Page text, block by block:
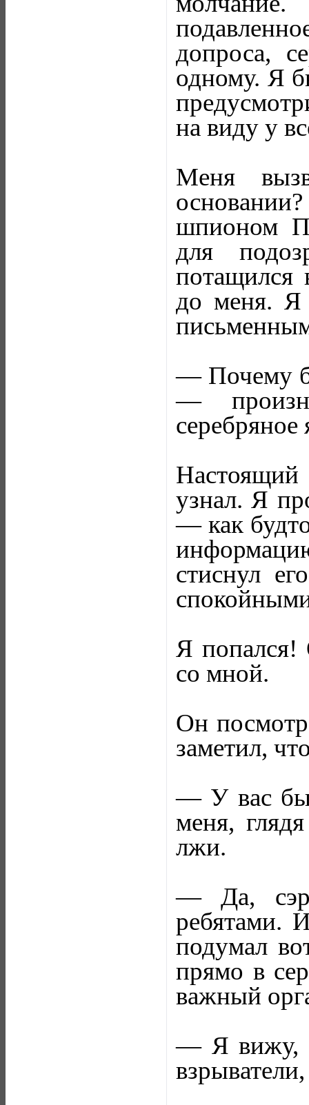
допроса,
одному. Я
на виду у
Меня
шпионом
для
потащился
до меня. Я
— Почему
—
серебряное
Настоящий
узнал. Я
— как
стиснул
Я попался!
со мной.
Он
заметил,
— У вас
меня,
лжи.
— Да, сэр,
ребятами.
подумал
прямо в
важный
— Я вижу,